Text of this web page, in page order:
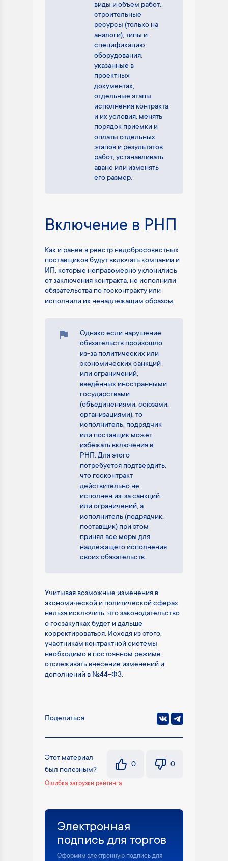
виды и объём работ,
строительные
ресурсы (только на
аналоги), типы и
спецификацию
оборудования,
указанные в
проектных
документах,
отдельные этапы
исполнения контракта
и их условия, менять
порядок приёмки и
оплаты отдельных
этапов и результатов
работ, устанавливать
аванс или изменять
его размер.
Включение в РНП
Как и ранее в реестр недобросовестных
поставщиков будут включать компании и
ИП, которые неправомерно уклонились
от заключения контракта, не исполнили
обязательства по госконтракту или
исполнили их ненадлежащим образом.
Однако если нарушение
обязательств произошло
из-за политических или
экономических санкций
или ограничений,
введённых иностранными
государствами
(объединениями, союзами,
организациями), то
исполнитель, подрядчик
или поставщик может
избежать включения в
РНП. Для этого
потребуется подтвердить,
что госконтракт
действительно не
исполнен из-за санкций
или ограничений, а
исполнитель (подрядчик,
поставщик) при этом
принял все меры для
надлежащего исполнения
своих обязательств.
Учитывая возможные изменения в
экономической и политической сферах,
нельзя исключить, что законодательство
о госзакупках будет и дальше
корректироваться. Исходя из этого,
участникам контрактной системы
необходимо в постоянном режиме
отслеживать внесение изменений и
дополнений в №44-ФЗ.
Поделиться
Этот материал
был полезным?
0 0
Ошибка загрузки рейтинга
Электронная
подпись для торгов
Оформим электронную подпись для